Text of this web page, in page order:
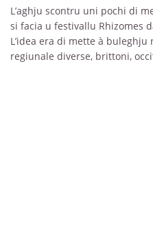
L’aghju scontru uni pochi di
si facia u festivallu Rhizomes
L’idea era di mette à
regiunale diverse, brittoni,